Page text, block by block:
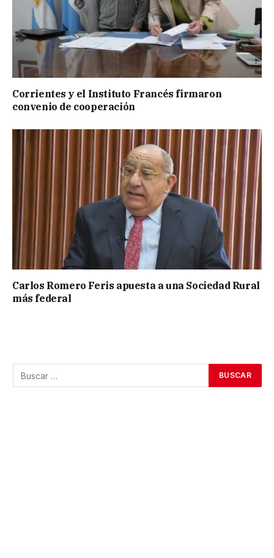
Corrientes y el Instituto Francés firmaron
convenio de cooperación
Carlos Romero Feris apuesta a una Sociedad Rural
más federal